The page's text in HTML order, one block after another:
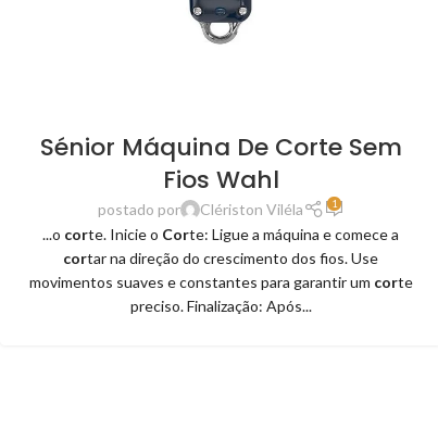
Sénior Máquina De Corte Sem
Fios Wahl
postado por Clériston Viléla 1
...o corte. Inicie o Corte: Ligue a máquina e comece a
cortar na direção do crescimento dos fios. Use
movimentos suaves e constantes para garantir um corte
preciso. Finalização: Após...